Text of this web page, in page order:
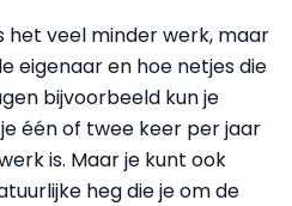
het veel minder werk, maar
eigenaar en hoe netjes die
bijvoorbeeld kun je
één of twee keer per jaar
is. Maar je kunt ook
heg die je om de